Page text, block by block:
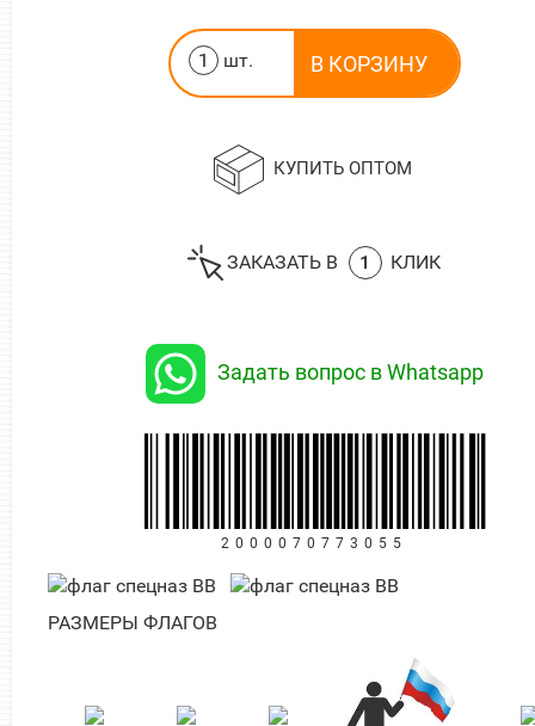
шт.
КУПИТЬ ОПТОМ
ЗАКАЗАТЬ В 1 КЛИК
Задать вопрос в Whatsapp
2000070773055
РАЗМЕРЫ ФЛАГОВ